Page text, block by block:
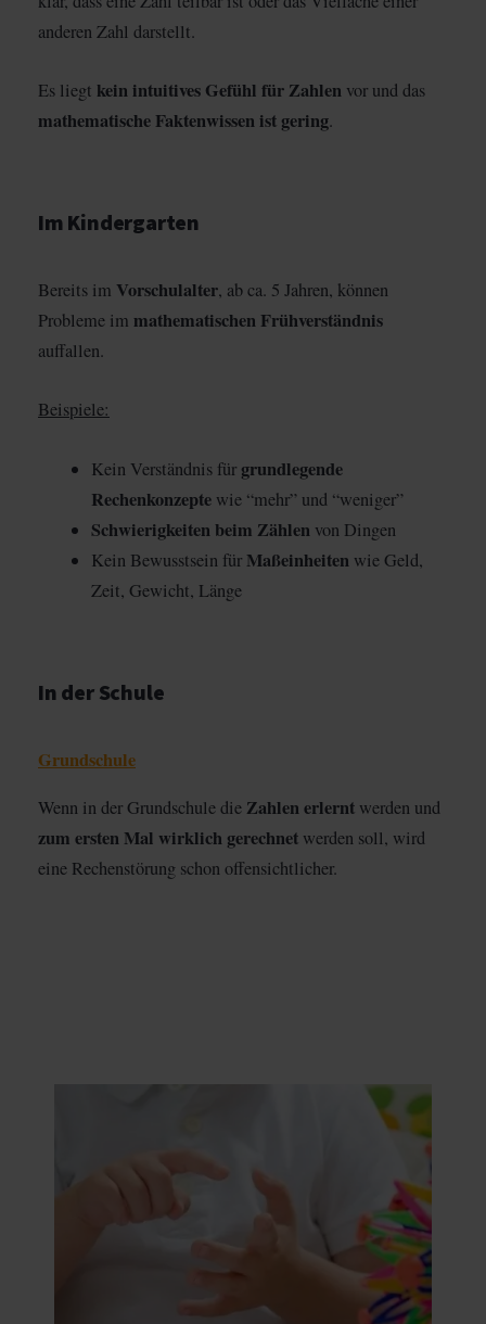
anderen Zahl darstellt.
Es liegt kein intuitives Gefühl für Zahlen vor und das
mathematische Faktenwissen ist gering.
Im Kindergarten
Bereits im Vorschulalter, ab ca. 5 Jahren, können
Probleme im mathematischen Frühverständnis
auffallen.
Beispiele:
Kein Verständnis für grundlegende
Rechenkonzepte wie “mehr” und “weniger”
Schwierigkeiten beim Zählen von Dingen
Kein Bewusstsein für Maßeinheiten wie Geld,
Zeit, Gewicht, Länge
In der Schule
Grundschule
Wenn in der Grundschule die Zahlen erlernt werden und
zum ersten Mal wirklich gerechnet werden soll, wird
eine Rechenstörung schon offensichtlicher.